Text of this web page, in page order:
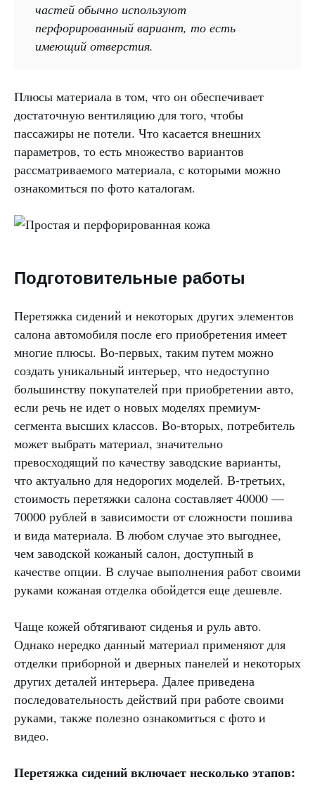
частей обычно используют
перфорированный вариант, то есть
имеющий отверстия.
Плюсы материала в том, что он обеспечивает
достаточную вентиляцию для того, чтобы
пассажиры не потели. Что касается внешних
параметров, то есть множество вариантов
рассматриваемого материала, с которыми можно
ознакомиться по фото каталогам.
Подготовительные работы
Перетяжка сидений и некоторых других элементов
салона автомобиля после его приобретения имеет
многие плюсы. Во-первых, таким путем можно
создать уникальный интерьер, что недоступно
большинству покупателей при приобретении авто,
если речь не идет о новых моделях премиум-
сегмента высших классов. Во-вторых, потребитель
может выбрать материал, значительно
превосходящий по качеству заводские варианты,
что актуально для недорогих моделей. В-третьих,
стоимость перетяжки салона составляет 40000 —
70000 рублей в зависимости от сложности пошива
и вида материала. В любом случае это выгоднее,
чем заводской кожаный салон, доступный в
качестве опции. В случае выполнения работ своими
руками кожаная отделка обойдется еще дешевле.
Чаще кожей обтягивают сиденья и руль авто.
Однако нередко данный материал применяют для
отделки приборной и дверных панелей и некоторых
других деталей интерьера. Далее приведена
последовательность действий при работе своими
руками, также полезно ознакомиться с фото и
видео.
Перетяжка сидений включает несколько этапов: